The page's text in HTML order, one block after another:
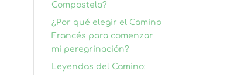
Compostela?
¿Por qué elegir el Camino
Francés para comenzar
mi peregrinación?
Leyendas del Camino: